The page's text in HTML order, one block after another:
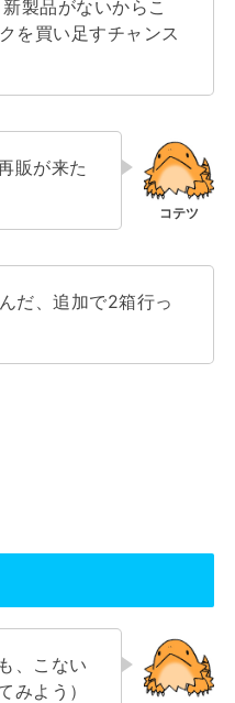
製品がないからこ
を買い足すチャンス
販が来た
だ、追加で2箱行っ
、こない
みよう）